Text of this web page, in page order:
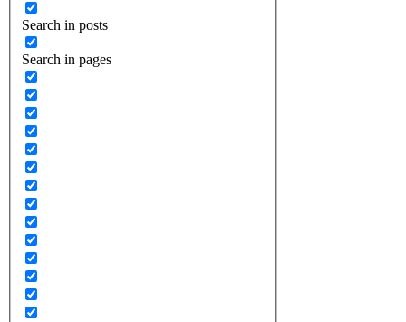
Search in posts
Search in pages